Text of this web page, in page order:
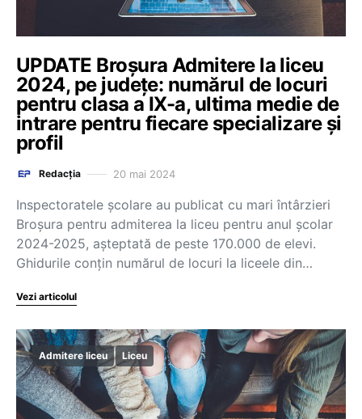
UPDATE Broșura Admitere la liceu
2024, pe județe: numărul de locuri
pentru clasa a IX-a, ultima medie de
intrare pentru fiecare specializare și
profil
Redacția 20 mai 2024
Inspectoratele școlare au publicat cu mari întârzieri
Broșura pentru admiterea la liceu pentru anul școlar
2024-2025, așteptată de peste 170.000 de elevi.
Ghidurile conțin numărul de locuri la liceele din…
Vezi articolul
Admitere liceu Liceu